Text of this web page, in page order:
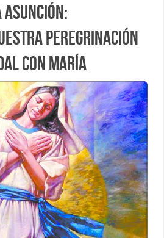
ASUNCIÓN:
peregrinación
con María